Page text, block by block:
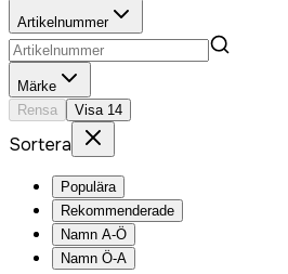
Artikelnummer
Märke
Rensa
Visa 14
Sortera
Populära
Rekommenderade
Namn A-Ö
Namn Ö-A